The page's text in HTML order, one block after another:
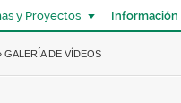
y Proyectos Información
GALERÍA DE VÍDEOS